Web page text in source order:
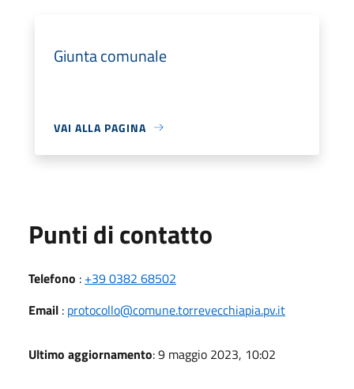
Giunta comunale
VAI ALLA PAGINA
Punti di contatto
Telefono : +39 0382 68502
Email : protocollo@comune.torrevecchiapia.pv.it
Ultimo aggiornamento: 9 maggio 2023, 10:02